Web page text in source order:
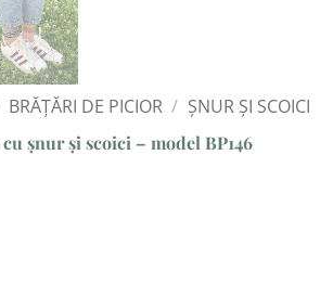
BRĂȚĂRI DE PICIOR / ȘNUR ȘI SCOICI
șnur și scoici – model BP146